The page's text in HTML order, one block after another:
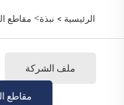
الرئيسية > نبذة> مقاطع
ملف الشركة
مقاطع